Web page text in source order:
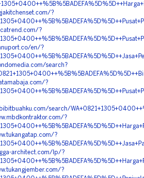
?
?
en/?
search?
?
search/
?
?
architect.com/lp/?
?